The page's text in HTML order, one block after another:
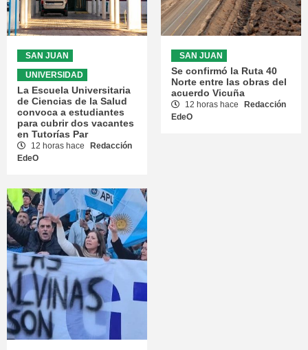
SAN JUAN
UNIVERSIDAD
La Escuela Universitaria
de Ciencias de la Salud
convoca a estudiantes
para cubrir dos vacantes
en Tutorías Par
12 horas hace
Redacción
EdeO
SAN JUAN
Se confirmó la Ruta 40
Norte entre las obras del
acuerdo Vicuña
12 horas hace
Redacción
EdeO